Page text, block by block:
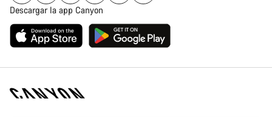
Descargar la app Canyon